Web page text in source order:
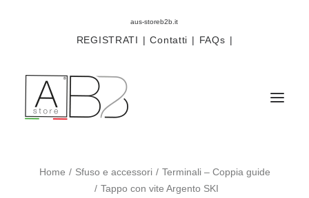
aus-storeb2b.it
REGISTRATI | Contatti | FAQs |
Sistemi
Home Sfuso e accessori
Terminali – Coppia guide
Tappo con vite Argento SKI